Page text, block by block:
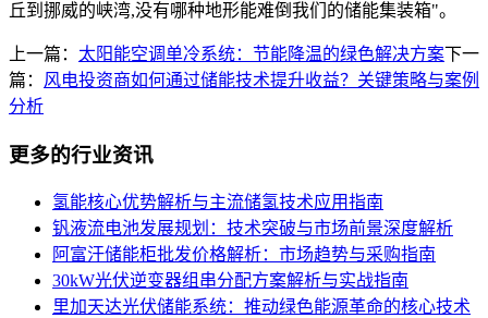
丘到挪威的峡湾,没有哪种地形能难倒我们的储能集装箱"。
上一篇： 太阳能空调单冷系统：节能降温的绿色解决方案下一
篇： 风电投资商如何通过储能技术提升收益？关键策略与案例
分析
更多的行业资讯
氢能核心优势解析与主流储氢技术应用指南
钒液流电池发展规划：技术突破与市场前景深度解析
阿富汗储能柜批发价格解析：市场趋势与采购指南
30kW光伏逆变器组串分配方案解析与实战指南
里加天达光伏储能系统：推动绿色能源革命的核心技术